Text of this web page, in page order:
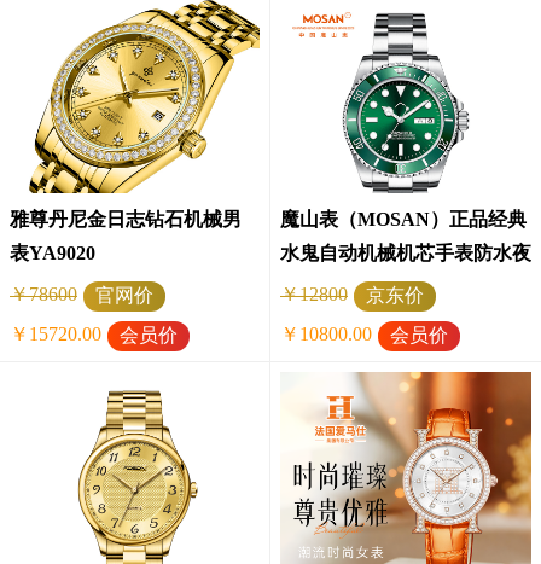
雅尊丹尼金日志钻石机械男
表YA9020
￥78600
官网价
￥15720.00
会员价
魔山表（MOSAN）正品经典
水鬼自动机械机芯手表防水夜
光男士手表高配版MS017777
￥12800
京东价
￥10800.00
会员价